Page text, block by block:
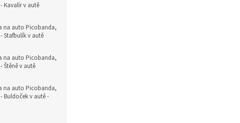
Kavalír v autě
na auto Picobanda,
Stafbulík v autě
na auto Picobanda,
Štěně v autě
na auto Picobanda,
Buldoček v autě -